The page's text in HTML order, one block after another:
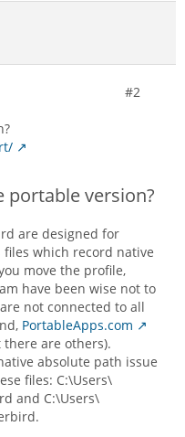
#2
version?
are designed for
which record native
move the profile,
have been wise not to
not connected to all
PortableApps.com
are others).
absolute path issue
files: C:\Users\
and C:\Users\